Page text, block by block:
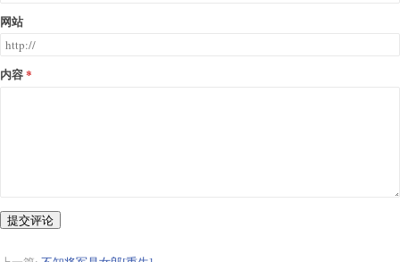
网站
内容
提交评论